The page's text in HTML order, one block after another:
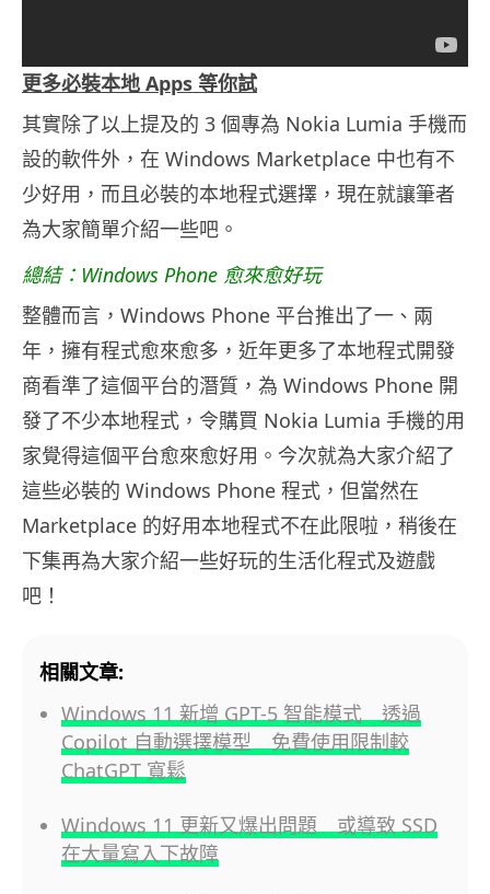
更多必裝本地 Apps 等你試
其實除了以上提及的 3 個專為 Nokia Lumia 手機而
設的軟件外，在 Windows Marketplace 中也有不
少好用，而且必裝的本地程式選擇，現在就讓筆者
為大家簡單介紹一些吧。
總結：Windows Phone 愈來愈好玩
整體而言，Windows Phone 平台推出了一、兩
年，擁有程式愈來愈多，近年更多了本地程式開發
商看準了這個平台的潛質，為 Windows Phone 開
發了不少本地程式，令購買 Nokia Lumia 手機的用
家覺得這個平台愈來愈好用。今次就為大家介紹了
這些必裝的 Windows Phone 程式，但當然在
Marketplace 的好用本地程式不在此限啦，稍後在
下集再為大家介紹一些好玩的生活化程式及遊戲
吧！
相關文章:
Windows 11 新增 GPT-5 智能模式 透過
Copilot 自動選擇模型 免費使用限制較
ChatGPT 寬鬆
Windows 11 更新又爆出問題 或導致 SSD
在大量寫入下故障